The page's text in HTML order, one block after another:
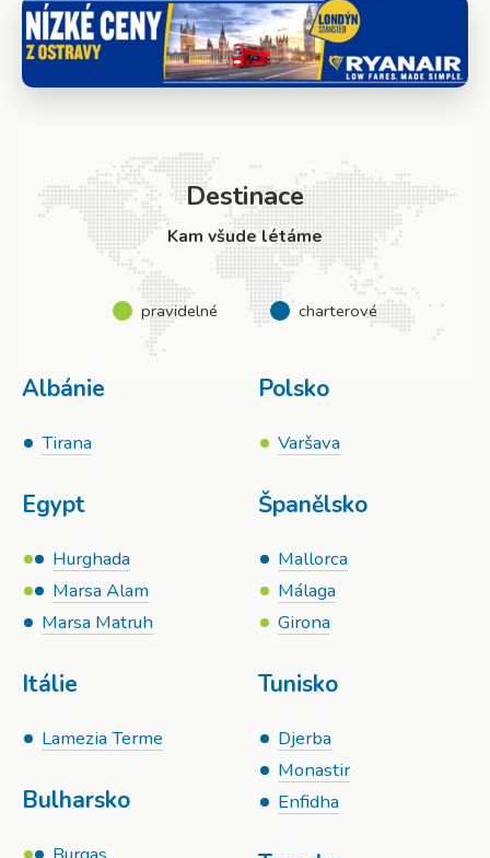
Destinace
Kam všude létáme
pravidelné charterové
Albánie
Tirana
Egypt
Hurghada
Marsa Alam
Marsa Matruh
Itálie
Lamezia Terme
Bulharsko
Polsko
Varšava
Španělsko
Mallorca
Málaga
Girona
Tunisko
Djerba
Monastir
Enfidha